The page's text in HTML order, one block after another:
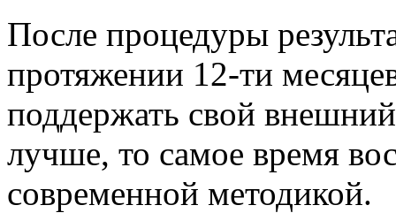
После процедуры
протяжении 12-ти
поддержать свой
лучше, то самое время
современной методикой.